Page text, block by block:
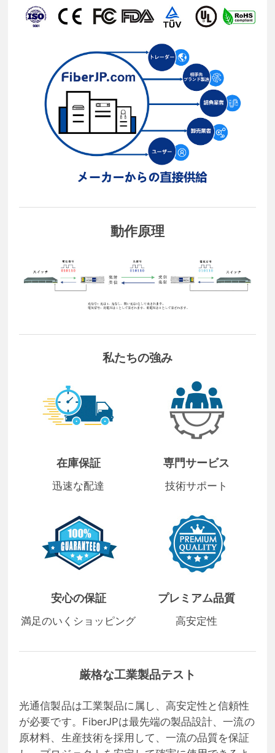
動作原理
私たちの強み
在庫保証
迅速な配達
専門サービス
技術サポート
安心の保証
満足のいくショッピング
プレミアム品質
高安定性
厳格な工業製品テスト
光通信製品は工業製品に属し、高安定性と信頼性
が必要です。FiberJPは最先端の製品設計、一流の
原材料、生産技術を採用して、一流の品質を保証